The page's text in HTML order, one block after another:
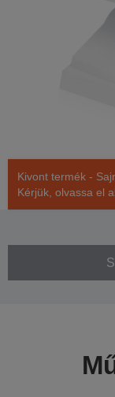
Kivont termék -
Kérjük, olvassa el